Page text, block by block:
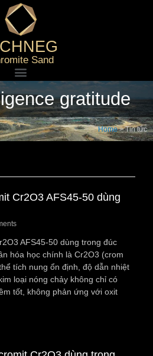
Sand
gratitude
Home>Tin tức
Cr2O3 AFS45-50 dùng
AFS45-50 dùng trong đúc
hóa học chính là Cr2O3 (crom
tích nung ổn định, độ dẫn nhiệt
loại nóng chảy không chỉ có
tốt, không phản ứng với oxit